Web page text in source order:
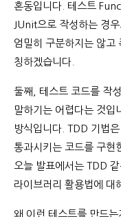
혼동입니다. 테스트
JUnit으로 작성하는 경
엄밀히 구분하지는 않고
칭하겠습니다.
둘째, 테스트 코드를 작
말하기는 어렵다는 것입
방식입니다. TDD 기법
통과시키는 코드를 구현
오늘 발표에서는 TDD
라이브러리 활용법에 대
왜 이런 테스트를 만드